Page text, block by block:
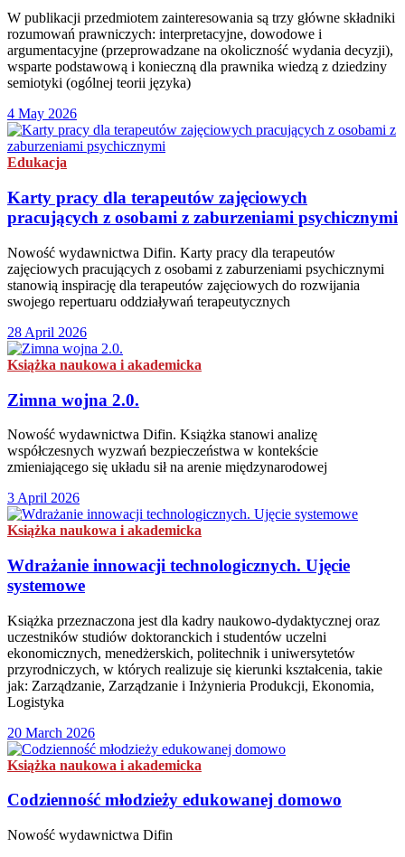
W publikacji przedmiotem zainteresowania są trzy główne składniki
rozumowań prawniczych: interpretacyjne, dowodowe i
argumentacyjne (przeprowadzane na okoliczność wydania decyzji),
wsparte podstawową i konieczną dla prawnika wiedzą z dziedziny
semiotyki (ogólnej teorii języka)
4 May 2026
Edukacja
Karty pracy dla terapeutów zajęciowych
pracujących z osobami z zaburzeniami psychicznymi
Nowość wydawnictwa Difin. Karty pracy dla terapeutów
zajęciowych pracujących z osobami z zaburzeniami psychicznymi
stanowią inspirację dla terapeutów zajęciowych do rozwijania
swojego repertuaru oddziaływań terapeutycznych
28 April 2026
Książka naukowa i akademicka
Zimna wojna 2.0.
Nowość wydawnictwa Difin. Książka stanowi analizę
współczesnych wyzwań bezpieczeństwa w kontekście
zmieniającego się układu sił na arenie międzynarodowej
3 April 2026
Książka naukowa i akademicka
Wdrażanie innowacji technologicznych. Ujęcie
systemowe
Książka przeznaczona jest dla kadry naukowo-dydaktycznej oraz
uczestników studiów doktoranckich i studentów uczelni
ekonomicznych, menedżerskich, politechnik i uniwersytetów
przyrodniczych, w których realizuje się kierunki kształcenia, takie
jak: Zarządzanie, Zarządzanie i Inżynieria Produkcji, Ekonomia,
Logistyka
20 March 2026
Książka naukowa i akademicka
Codzienność młodzieży edukowanej domowo
Nowość wydawnictwa Difin